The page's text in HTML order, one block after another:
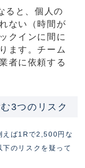
ると、個人の
ない（時間が
クインに間に
ます。チーム
者に依頼する
3つのリスク
えば1Rで2,500円な
のリスクを疑って